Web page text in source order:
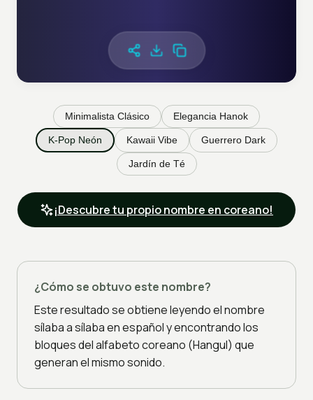
Minimalista Clásico Elegancia Hanok
K-Pop Neón Kawaii Vibe Guerrero Dark
Jardín de Té
¡Descubre tu propio nombre en coreano!
¿Cómo se obtuvo este nombre?
Este resultado se obtiene leyendo el nombre
sílaba a sílaba en español y encontrando los
bloques del alfabeto coreano (Hangul) que
generan el mismo sonido.